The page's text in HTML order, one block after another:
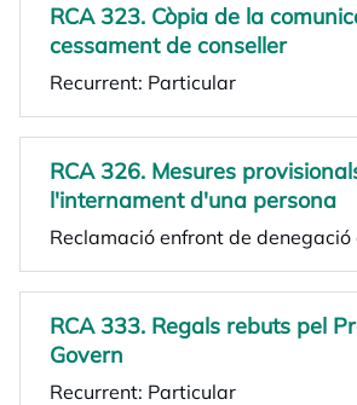
RCA 323. Còpia de la
cessament de conseller
Recurrent: Particular
RCA 326. Mesures
l'internament d'una persona
Reclamació enfront de
RCA 333. Regals rebuts pel
Govern
Recurrent: Particular